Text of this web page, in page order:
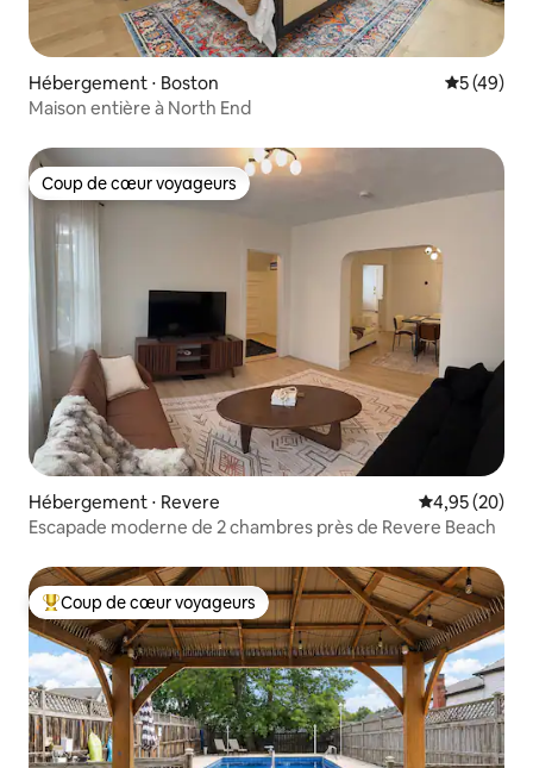
Hébergement ⋅ Boston
5 (49)
Maison entière à North End
Coup de cœur voyageurs
Coup de cœur voyageurs
Hébergement ⋅ Revere Évaluation
4,95 (20)
Escapade moderne de 2 chambres près de Revere Beach
Coups de cœur voyageurs les plus appréciés
Coup de cœur voyageurs